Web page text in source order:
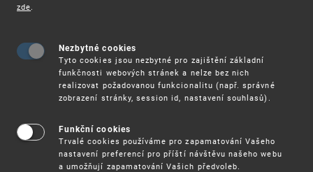
UPV
Nový program WIPO na podporu
inovací, kreativity a urychlení rozvoje
(ICDAP)
urychlení inovací, kreativity a rozvoje (
Innovation, Creativity and Development
Acceleration Program, ICDAP
zde.
Nezbytné cookies
Tyto cookies jsou nezbytné pro zajištění základní
funkčnosti webových stránek a nelze bez nich
realizovat požadovanou funkcionalitu (např. správné
zobrazení stránky, session id, nastavení souhlasů).
Funkční cookies
Trvalé cookies používáme pro zapamatování Vašeho
nastavení preferencí pro příští návštěvu našeho webu
a umožňují zapamatování Vašich předvoleb.